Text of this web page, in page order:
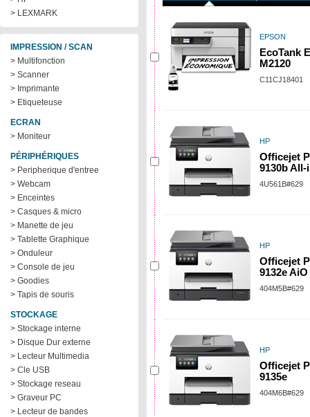
> LEXMARK
IMPRESSION / SCAN
> Multifonction
> Scanner
> Imprimante
> Etiqueteuse
ECRAN
> Moniteur
PÉRIPHÉRIQUES
> Peripherique d'entree
> Webcam
> Enceintes
> Casques & micro
> Manette de jeu
> Tablette Graphique
> Onduleur
> Console de jeu
> Goodies
> Tapis de souris
STOCKAGE
> Stockage interne
> Disque Dur externe
> Lecteur Multimedia
> Cle USB
> Stockage reseau
> Graveur PC
> Lecteur de bandes
EPSON
EcoTank
M2120
C11CJ18401
HP
Officejet
9130b All-
4U561B#629
HP
Officejet
9132e AiO
404M5B#629
HP
Officejet
9135e
404M6B#629